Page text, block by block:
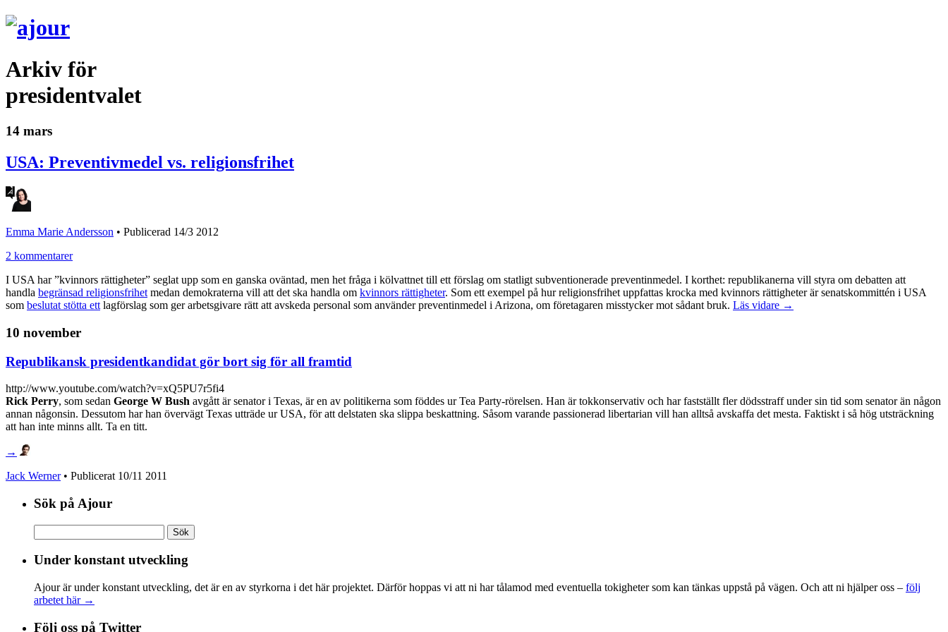
Arkiv för
presidentvalet
14 mars
USA: Preventivmedel vs. religionsfrihet
Emma Marie Andersson • Publicerad 14/3 2012
2 kommentarer
I USA har ”kvinnors rättigheter” seglat upp som en ganska oväntad, men het fråga i kölvattnet till ett förslag om statligt subventionerade preventinmedel. I korthet: republikanerna vill styra om debatten att
handla begränsad religionsfrihet medan demokraterna vill att det ska handla om kvinnors rättigheter. Som ett exempel på hur religionsfrihet uppfattas krocka med kvinnors rättigheter är senatskommittén i USA
som beslutat stötta ett lagförslag som ger arbetsgivare rätt att avskeda personal som använder preventinmedel i Arizona, om företagaren misstycker mot sådant bruk. Läs vidare →
10 november
Republikansk presidentkandidat gör bort sig för all framtid
http://www.youtube.com/watch?v=xQ5PU7r5fi4
Rick Perry, som sedan George W Bush avgått är senator i Texas, är en av politikerna som föddes ur Tea Party-rörelsen. Han är tokkonservativ och har fastställt fler dödsstraff under sin tid som senator än någon
annan någonsin. Dessutom har han övervägt Texas utträde ur USA, för att delstaten ska slippa beskattning. Såsom varande passionerad libertarian vill han alltså avskaffa det mesta. Faktiskt i så hög utsträckning
att han inte minns allt. Ta en titt.
→
Jack Werner• Publicerat 10/11 2011
Sök på Ajour
efter:
Under konstant utveckling
Ajour är under konstant utveckling, det är en av styrkorna i det här projektet. Därför hoppas vi att ni har tålamod med eventuella tokigheter som kan tänkas uppstå på vägen. Och att ni hjälper oss – följ
arbetet här →
Följ oss på Twitter